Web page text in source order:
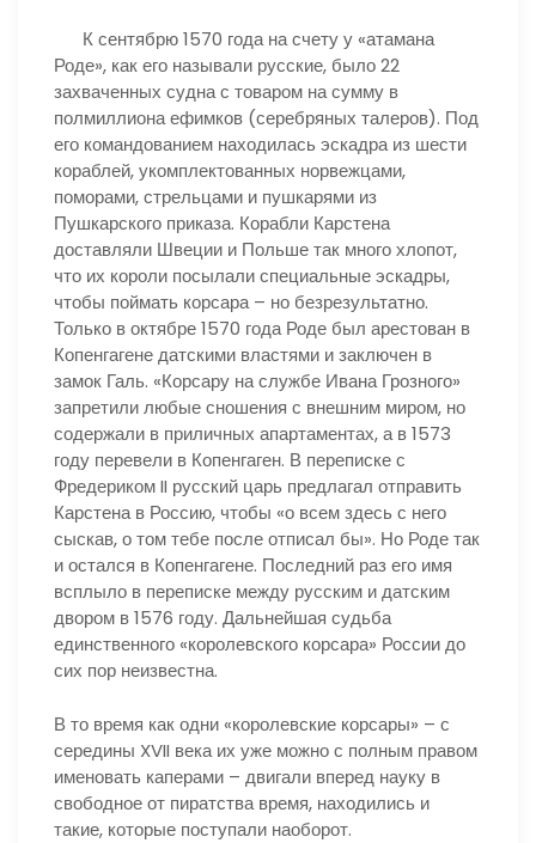
К сентябрю 1570 года на счету у «атамана
Роде», как его называли русские, было 22
захваченных судна с товаром на сумму в
полмиллиона ефимков (серебряных талеров). Под
его командованием находилась эскадра из шести
кораблей, укомплектованных норвежцами,
поморами, стрельцами и пушкарями из
Пушкарского приказа. Корабли Карстена
доставляли Швеции и Польше так много хлопот,
что их короли посылали специальные эскадры,
чтобы поймать корсара – но безрезультатно.
Только в октябре 1570 года Роде был арестован в
Копенгагене датскими властями и заключен в
замок Галь. «Корсару на службе Ивана Грозного»
запретили любые сношения с внешним миром, но
содержали в приличных апартаментах, а в 1573
году перевели в Копенгаген. В переписке с
Фредериком II русский царь предлагал отправить
Карстена в Россию, чтобы «о всем здесь с него
сыскав, о том тебе после отписал бы». Но Роде так
и остался в Копенгагене. Последний раз его имя
всплыло в переписке между русским и датским
двором в 1576 году. Дальнейшая судьба
единственного «королевского корсара» России до
сих пор неизвестна.
В то время как одни «королевские корсары» – с
середины XVII века их уже можно с полным правом
именовать каперами – двигали вперед науку в
свободное от пиратства время, находились и
такие, которые поступали наоборот.